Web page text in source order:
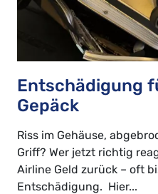
Entschädigung
Gepäck
Riss im Gehäuse,
Griff? Wer jetzt richtig
Airline Geld zurück – oft
Entschädigung. Hier...